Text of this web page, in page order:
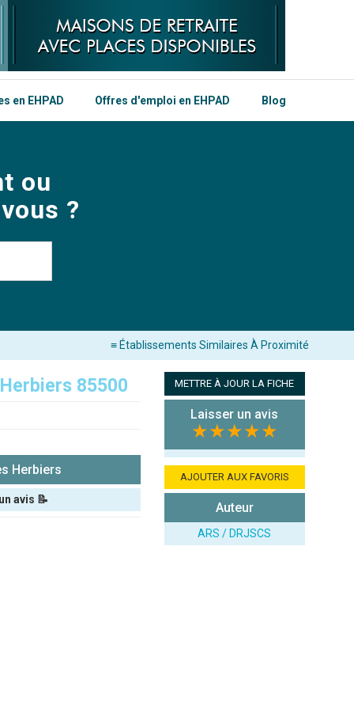
en EHPAD Offres d'emploi en EHPAD Blog
ou
?
≡ Établissements Similaires À Proximité
85500
Herbiers
avis 📝
METTRE À JOUR LA FICHE
Laisser un avis
★★★★★
AJOUTER AUX FAVORIS
Auteur
ARS / DRJSCS